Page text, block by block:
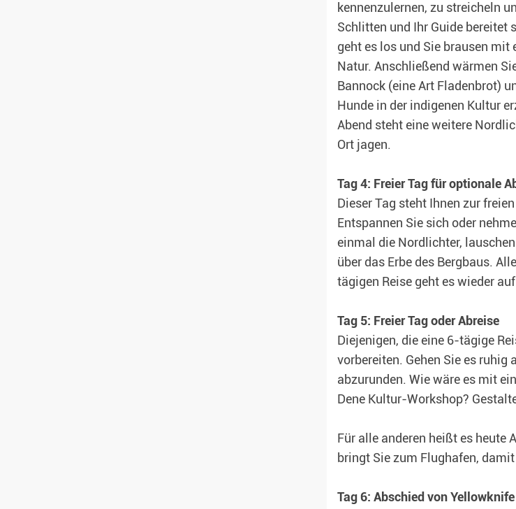
kennenzulernen, zu streicheln
Schlitten und Ihr Guide bereitet
geht es los und Sie brausen
Natur. Anschließend wärmen
Bannock (eine Art Fladenbrot)
Hunde in der indigenen Kultur
Abend steht eine weitere
Ort jagen.
Tag 4: Freier Tag für optionale
Dieser Tag steht Ihnen zur
Entspannen Sie sich oder
einmal die Nordlichter,
über das Erbe des Bergbaus.
tägigen Reise geht es wieder
Tag 5: Freier Tag oder Abreise
Diejenigen, die eine 6-tägige
vorbereiten. Gehen Sie es
abzurunden. Wie wäre es mit
Dene Kultur-Workshop?
Für alle anderen heißt es heute
bringt Sie zum Flughafen,
Tag 6: Abschied von Yellowknife